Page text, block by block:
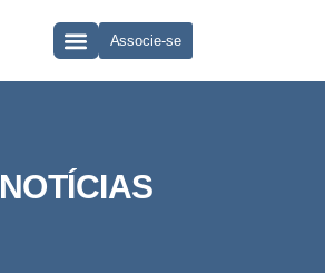
Associe-se
NOTÍCIAS